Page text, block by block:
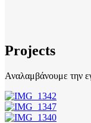
Projects
Αναλαμβάνουμε την